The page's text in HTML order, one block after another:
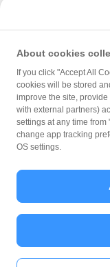
ウェブサイト利用規約
反社会的勢力に対する方針
勧誘方針
マネロン等基本方針
カスタマーハラスメントに
About cookies
If you click "Accept All
cookies will be stored
improve the site,
with external partners)
settings at any time from
change app tracking
OS settings.